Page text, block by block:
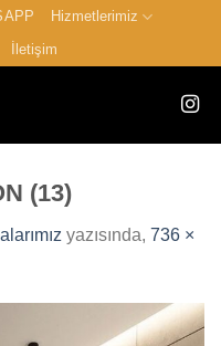
Hizmetlerimiz
İletişim
(13)
yazısında, 736 ×